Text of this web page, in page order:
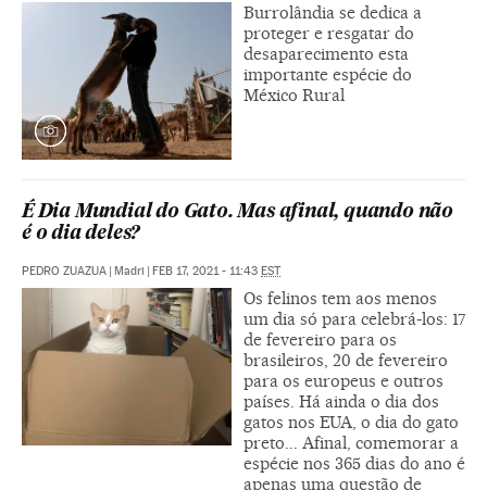
Burrolândia se dedica a
proteger e resgatar do
desaparecimento esta
importante espécie do
México Rural
É Dia Mundial do Gato. Mas afinal, quando não
é o dia deles?
PEDRO ZUAZUA | Madri | FEB 17, 2021 - 11:43 EST
Os felinos tem aos menos
um dia só para celebrá-los: 17
de fevereiro para os
brasileiros, 20 de fevereiro
para os europeus e outros
países. Há ainda o dia dos
gatos nos EUA, o dia do gato
preto... Afinal, comemorar a
espécie nos 365 dias do ano é
apenas uma questão de